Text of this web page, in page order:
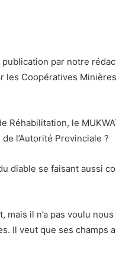
par notre
les Coopératives
Réhabilitation, le
l’Autorité Provinciale ?
diable se faisant aussi
il n’a pas voulu
Il veut que ses champs